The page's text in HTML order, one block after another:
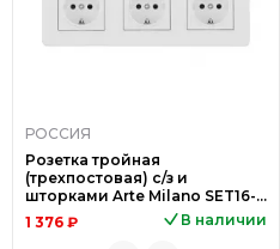
РОССИЯ
Розетка тройная
(трехпостовая) с/з и
шторками Arte Milano SET16-
3-40-1x3 white
1 376 ₽ В наличии